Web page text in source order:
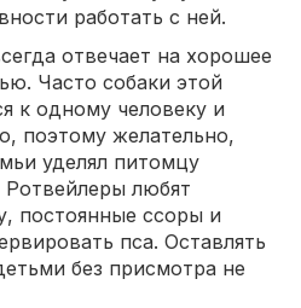
работать с ней.
отвечает на хорошее
Часто собаки этой
к одному человеку и
поэтому желательно,
уделял питомцу
любят
постоянные ссоры и
пса. Оставлять
без присмотра не